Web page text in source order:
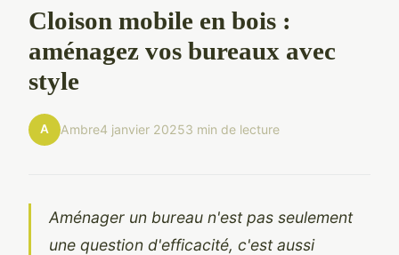
Cloison mobile en bois :
aménagez vos bureaux avec
style
A Ambre4 janvier 20253 min de lecture
Aménager un bureau n'est pas seulement
une question d'efficacité, c'est aussi